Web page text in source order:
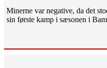
Minerne var negative, da det
sin første kamp i sæsonen i